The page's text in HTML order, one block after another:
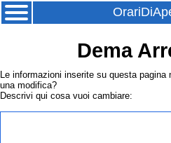
Dema
Le informazioni inserite su questa
una modifica?
Descrivi qui cosa vuoi cambiare: